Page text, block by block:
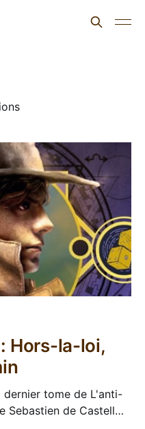
Hors-la-loi,
tome de L'anti-
Sebastien de Castell